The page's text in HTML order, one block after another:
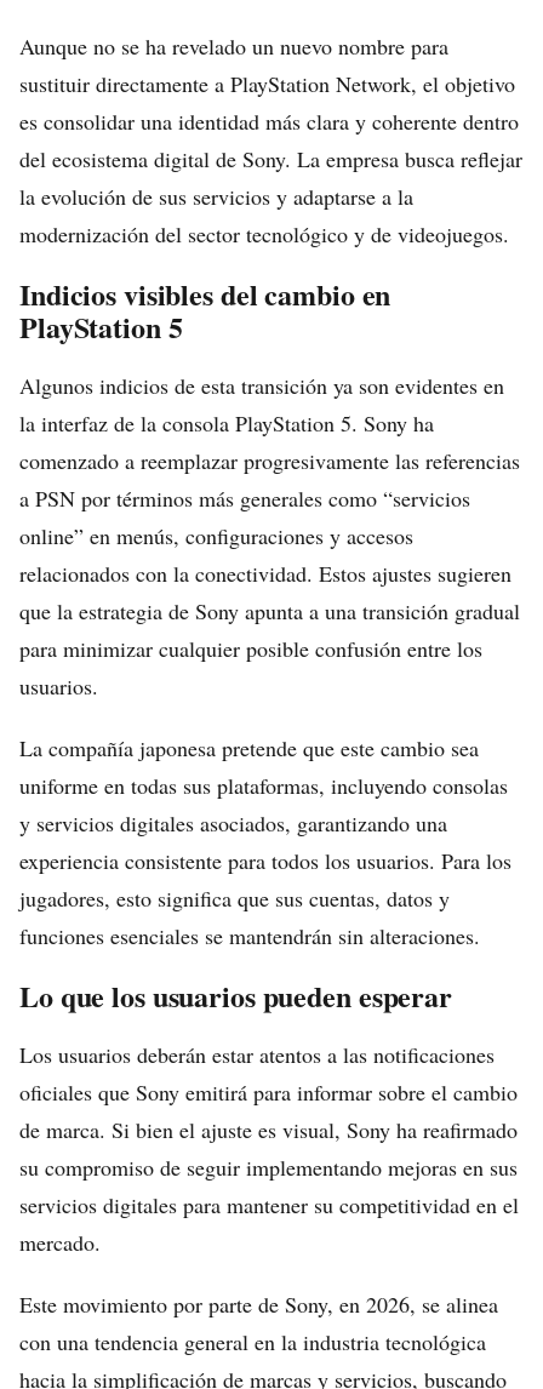
Aunque no se ha revelado un nuevo nombre para
sustituir directamente a PlayStation Network, el objetivo
es consolidar una identidad más clara y coherente dentro
del ecosistema digital de Sony. La empresa busca reflejar
la evolución de sus servicios y adaptarse a la
modernización del sector tecnológico y de videojuegos.
Indicios visibles del cambio en
PlayStation 5
Algunos indicios de esta transición ya son evidentes en
la interfaz de la consola PlayStation 5. Sony ha
comenzado a reemplazar progresivamente las referencias
a PSN por términos más generales como “servicios
online” en menús, configuraciones y accesos
relacionados con la conectividad. Estos ajustes sugieren
que la estrategia de Sony apunta a una transición gradual
para minimizar cualquier posible confusión entre los
usuarios.
La compañía japonesa pretende que este cambio sea
uniforme en todas sus plataformas, incluyendo consolas
y servicios digitales asociados, garantizando una
experiencia consistente para todos los usuarios. Para los
jugadores, esto significa que sus cuentas, datos y
funciones esenciales se mantendrán sin alteraciones.
Lo que los usuarios pueden esperar
Los usuarios deberán estar atentos a las notificaciones
oficiales que Sony emitirá para informar sobre el cambio
de marca. Si bien el ajuste es visual, Sony ha reafirmado
su compromiso de seguir implementando mejoras en sus
servicios digitales para mantener su competitividad en el
mercado.
Este movimiento por parte de Sony, en 2026, se alinea
con una tendencia general en la industria tecnológica
hacia la simplificación de marcas y servicios, buscando